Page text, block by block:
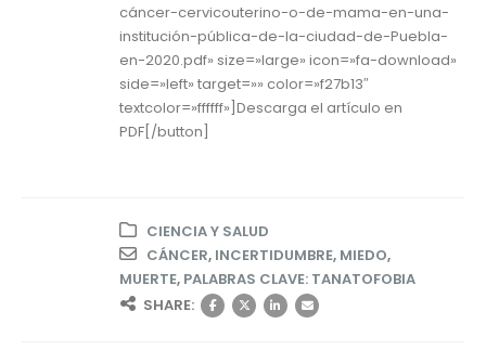
cáncer-cervicouterino-o-de-mama-en-una-
institución-pública-de-la-ciudad-de-Puebla-
en-2020.pdf» size=»large» icon=»fa-download»
side=»left» target=»» color=»f27b13″
textcolor=»ffffff»]Descarga el artículo en
PDF[/button]
CIENCIA Y SALUD
CÁNCER, INCERTIDUMBRE, MIEDO,
MUERTE, PALABRAS CLAVE: TANATOFOBIA
SHARE: